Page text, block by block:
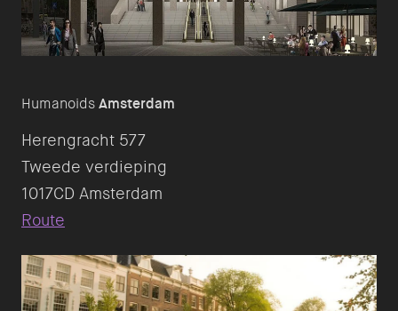
HumanoidsAmsterdam
Herengracht 577
Tweede verdieping
Route